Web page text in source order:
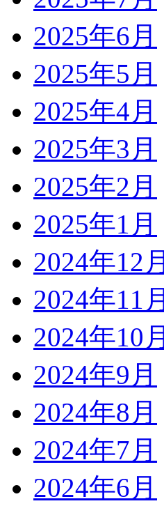
2025年6月
2025年5月
2025年4月
2025年3月
2025年2月
2025年1月
2024年12月
2024年11月
2024年10月
2024年9月
2024年8月
2024年7月
2024年6月